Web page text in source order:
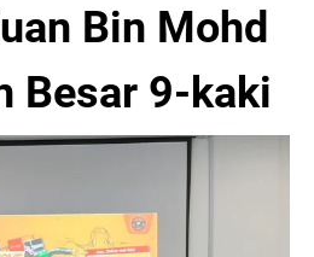
Bin Mohd
Besar 9-kaki